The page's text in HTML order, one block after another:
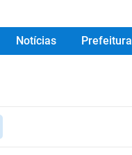
Notícias Prefeitura